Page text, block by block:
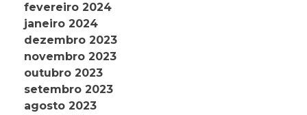
fevereiro 2024
janeiro 2024
dezembro 2023
novembro 2023
outubro 2023
setembro 2023
agosto 2023